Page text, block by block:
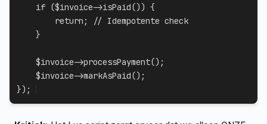
if ($invoice->isPaid()) {
return ;
// Idempotente check
}
$invoice->processPayment() ;
$invoice->markAsPaid() ;
}) ;